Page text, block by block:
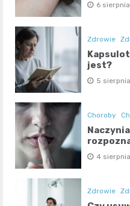
6
Zdrowie
jest?
5
Choroby
4
Zdrowie